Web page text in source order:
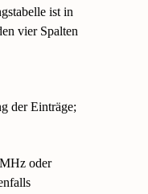
ist in
vier Spalten
der Einträge;
oder